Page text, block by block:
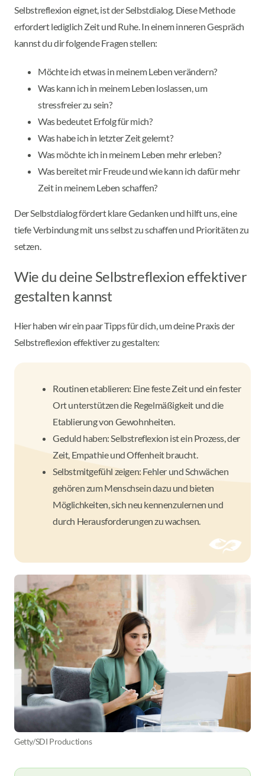
Selbstreflexion eignet, ist der Selbstdialog. Diese Methode
erfordert lediglich Zeit und Ruhe. In einem inneren Gespräch
kannst du dir folgende Fragen stellen:
Möchte ich etwas in meinem Leben verändern?
Was kann ich in meinem Leben loslassen, um
stressfreier zu sein?
Was bedeutet Erfolg für mich?
Was habe ich in letzter Zeit gelernt?
Was möchte ich in meinem Leben mehr erleben?
Was bereitet mir Freude und wie kann ich dafür mehr
Zeit in meinem Leben schaffen?
Der Selbstdialog fördert klare Gedanken und hilft uns, eine
tiefe Verbindung mit uns selbst zu schaffen und Prioritäten zu
setzen.
Wie du deine Selbstreflexion effektiver
gestalten kannst
Hier haben wir ein paar Tipps für dich, um deine Praxis der
Selbstreflexion effektiver zu gestalten:
Routinen etablieren: Eine feste Zeit und ein fester
Ort unterstützen die Regelmäßigkeit und die
Etablierung von Gewohnheiten.
Geduld haben: Selbstreflexion ist ein Prozess, der
Zeit, Empathie und Offenheit braucht.
Selbstmitgefühl zeigen: Fehler und Schwächen
gehören zum Menschsein dazu und bieten
Möglichkeiten, sich neu kennenzulernen und
durch Herausforderungen zu wachsen.
Getty/SDI Productions